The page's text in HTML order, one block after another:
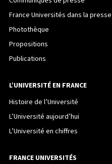
France Universités dans la presse
Photothèque
Propositions
Publications
L’UNIVERSITÉ EN FRANCE
Histoire de l’Université
L’Université aujourd’hui
L’Université en chiffres
FRANCE UNIVERSITÉS